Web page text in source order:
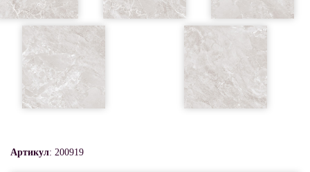
Артикул: 200919